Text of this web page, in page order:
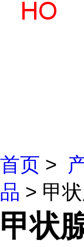
首页 >
品 > 甲
甲状